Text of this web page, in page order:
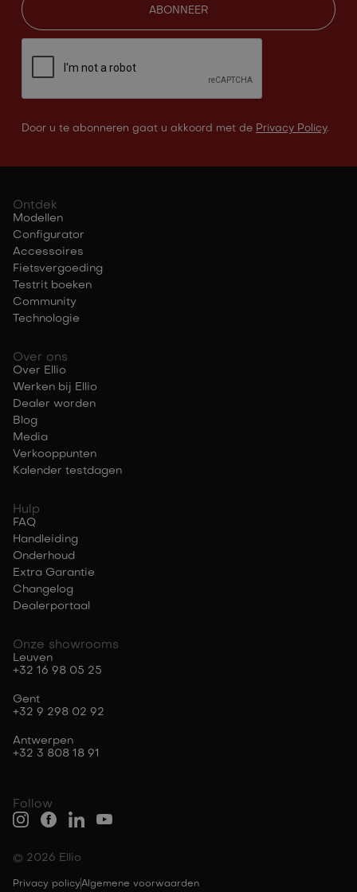
Door u te abonneren gaat u akkoord met de Privacy Policy.
Follow
Ontdek
Modellen
Configurator
Accessoires
Fietsvergoeding
Testrit boeken
Community
Technologie
Over ons
Over Ellio
Werken bij Ellio
Dealer worden
Blog
Media
Verkooppunten
Kalender testdagen
Hulp
FAQ
Handleiding
Onderhoud
Extra Garantie
Changelog
Dealerportaal
Onze showrooms
Leuven
+32 16 98 05 25
Gent
+32 9 298 02 92
Antwerpen
+32 3 808 18 91
Privacy policyAlgemene voorwaarden
© 2026 Ellio